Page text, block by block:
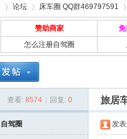
»
论坛
›
床车圈 QQ群469797591
›
赞助商家
怎么注册自驾圈
查看: 8574 回复: 0 旅居
自驾圈 发